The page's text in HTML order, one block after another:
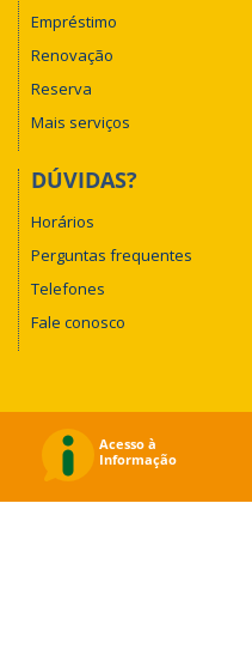
Empréstimo
Renovação
Reserva
Mais serviços
DÚVIDAS?
Horários
Perguntas frequentes
Telefones
Fale conosco